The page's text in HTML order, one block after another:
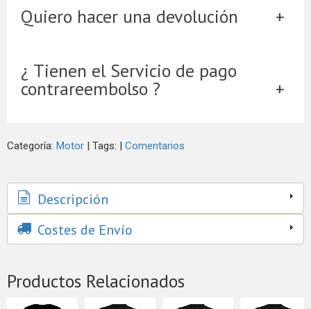
Quiero hacer una devolución
¿ Tienen el Servicio de pago
contrareembolso ?
Categoría: Motor Tags: Comentarios
Descripción
Costes de Envío
Productos Relacionados